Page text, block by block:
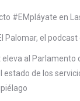
#EMpláyate en
Palomar, el
eleva al Parlamento
estado de los